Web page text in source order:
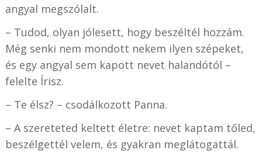
angyal megszólalt.
– Tudod, olyan jólesett, hogy beszéltél hozzám.
Még senki nem mondott nekem ilyen szépeket,
és egy angyal sem kapott nevet halandótól –
felelte Írisz.
– Te élsz? – csodálkozott Panna.
– A szereteted keltett életre: nevet kaptam tőled,
beszélgettél velem, és gyakran meglátogattál.